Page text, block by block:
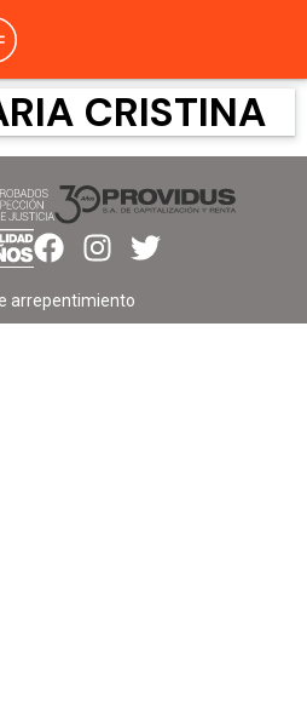
CRISTINA
arrepentimiento